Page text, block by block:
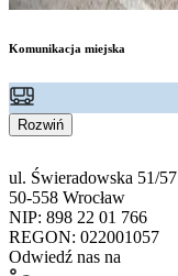
Komunikacja miejska
Rozwiń
ul. Świeradowska 51/57
50-558 Wrocław
NIP: 898 22 01 766
REGON: 022001057
Odwiedź nas na